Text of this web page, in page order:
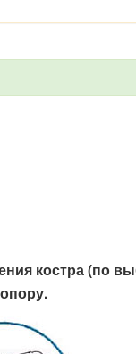
костра (по